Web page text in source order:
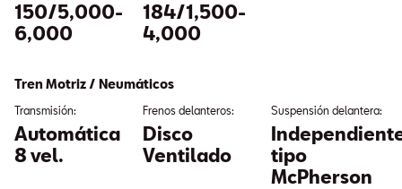
150/5,000-
6,000
184/1,500-
4,000
Tren Motriz / Neumáticos
Transmisión:
Automática
8 vel.
Frenos delanteros:
Disco
Ventilado
Suspensión delantera:
tipo
McPherson